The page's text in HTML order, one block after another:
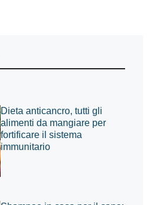
Dieta anticancro, tutti gli
alimenti da mangiare per
fortificare il sistema
immunitario